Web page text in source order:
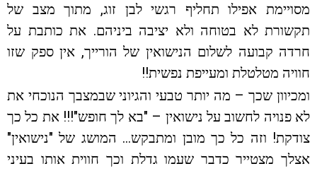
מסויימת אפילו תחליף רגשי לבן זוג, מתוך מצב של
תקשורת לא בטוחה ולא יציבה ביניהם. את כותבת על
חרדה קבועה לשלום הנישואין של הורייך, אין ספק שזו
חוויה מטלטלת ומעייפת נפשית!!
ומכיוון שכך – מה יותר טבעי והגיוני שבמצבך הנוכחי את
לא פנויה לחשוב על נישואין – "בא לך חופש"!!! את כל כך
צודקת! וזה כל כך מובן ומתבקש… המושג של "נישואין"
אצלך מצטייר כדבר שעמו גדלת וכך חווית אותו בעיני